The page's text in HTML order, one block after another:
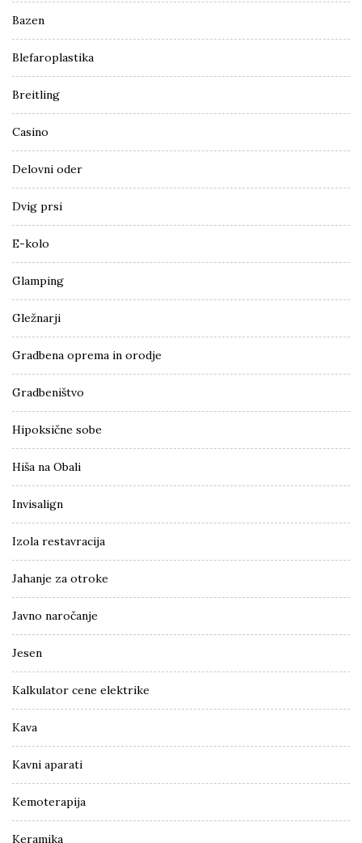
Bazen
Blefaroplastika
Breitling
Casino
Delovni oder
Dvig prsi
E-kolo
Glamping
Gležnarji
Gradbena oprema in orodje
Gradbeništvo
Hipoksične sobe
Hiša na Obali
Invisalign
Izola restavracija
Jahanje za otroke
Javno naročanje
Jesen
Kalkulator cene elektrike
Kava
Kavni aparati
Kemoterapija
Keramika